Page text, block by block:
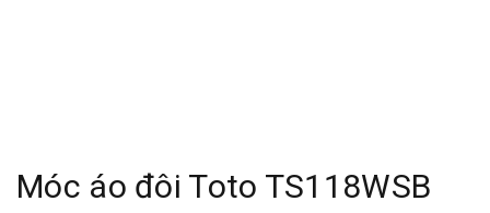
Móc áo đôi Toto TS118WSB